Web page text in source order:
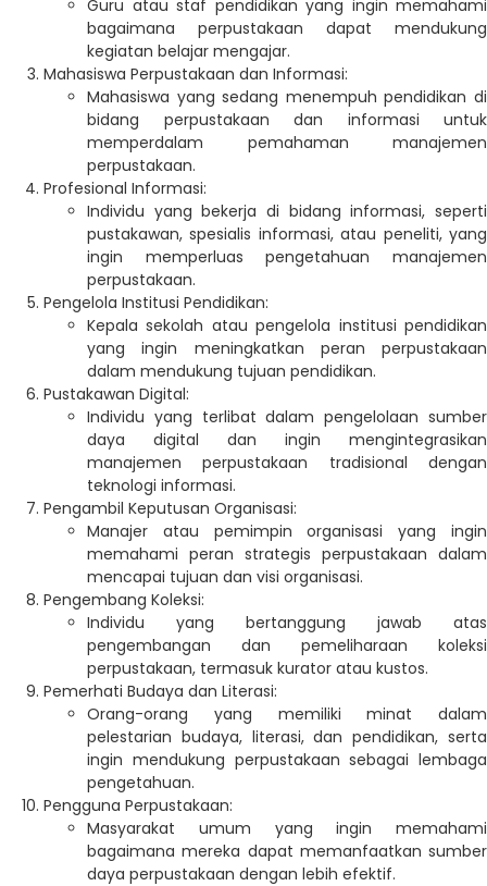
Guru atau staf pendidikan yang ingin memahami
bagaimana perpustakaan dapat mendukung
kegiatan belajar mengajar.
Mahasiswa Perpustakaan dan Informasi:
Mahasiswa yang sedang menempuh pendidikan di
bidang perpustakaan dan informasi untuk
memperdalam pemahaman manajemen
perpustakaan.
Profesional Informasi:
Individu yang bekerja di bidang informasi, seperti
pustakawan, spesialis informasi, atau peneliti, yang
ingin memperluas pengetahuan manajemen
perpustakaan.
Pengelola Institusi Pendidikan:
Kepala sekolah atau pengelola institusi pendidikan
yang ingin meningkatkan peran perpustakaan
dalam mendukung tujuan pendidikan.
Pustakawan Digital:
Individu yang terlibat dalam pengelolaan sumber
daya digital dan ingin mengintegrasikan
manajemen perpustakaan tradisional dengan
teknologi informasi.
Pengambil Keputusan Organisasi:
Manajer atau pemimpin organisasi yang ingin
memahami peran strategis perpustakaan dalam
mencapai tujuan dan visi organisasi.
Pengembang Koleksi:
Individu yang bertanggung jawab atas
pengembangan dan pemeliharaan koleksi
perpustakaan, termasuk kurator atau kustos.
Pemerhati Budaya dan Literasi:
Orang-orang yang memiliki minat dalam
pelestarian budaya, literasi, dan pendidikan, serta
ingin mendukung perpustakaan sebagai lembaga
pengetahuan.
Pengguna Perpustakaan:
Masyarakat umum yang ingin memahami
bagaimana mereka dapat memanfaatkan sumber
daya perpustakaan dengan lebih efektif.